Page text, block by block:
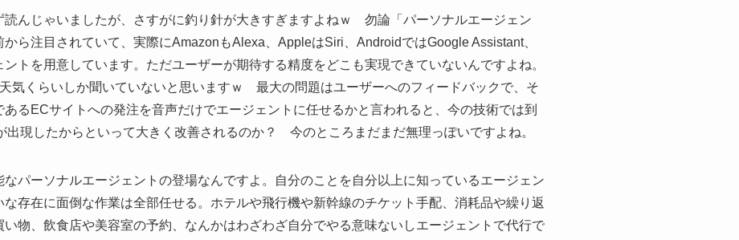
読んじゃいましたが、さすがに釣り針が大きすぎますよねｗ 勿論「パーソナルエージェン
から注目されていて、実際にAmazonもAlexa、AppleはSiri、AndroidではGoogle Assistant、
トを用意しています。ただユーザーが期待する精度をどこも実現できていないんですよね。
気くらいしか聞いていないと思いますｗ 最大の問題はユーザーへのフィードバックで、そ
るECサイトへの発注を音声だけでエージェントに任せるかと言われると、今の技術では到
出現したからといって大きく改善されるのか？ 今のところまだまだ無理っぽいですよね。
パーソナルエージェントの登場なんですよ。自分のことを自分以上に知っているエージェン
な存在に面倒な作業は全部任せる。ホテルや飛行機や新幹線のチケット手配、消耗品や繰り返
い物、飲食店や美容室の予約、なんかはわざわざ自分でやる意味ないしエージェントで代行で